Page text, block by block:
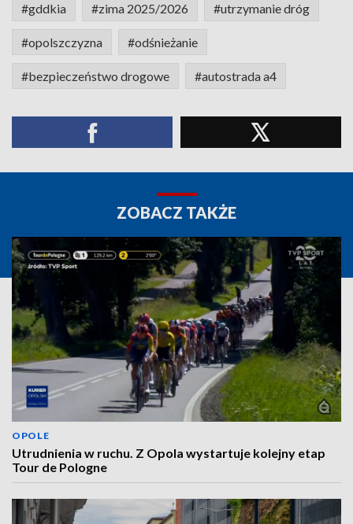
#gddkia #zima 2025/2026 #utrzymanie dróg
#opolszczyzna #odśnieżanie
#bezpieczeństwo drogowe #autostrada a4
ZOBACZ TAKŻE
OPOLE
Utrudnienia w ruchu. Z Opola wystartuje kolejny etap
Tour de Pologne